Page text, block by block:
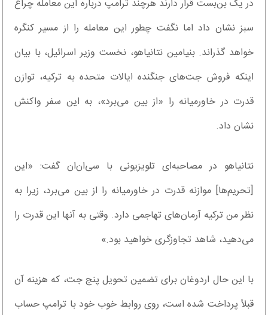
در یک بن‌بست قرار دارند هرچند ترامپ درباره این معامله چراغ
سبز نشان داد اما نگفت چطور این معامله را از مسیر کنگره
خواهد گذراند. بنیامین نتانیاهو، نخست وزیر اسرائیل، با بیان
اینکه فروش جت‌های جنگنده ایالات متحده به ترکیه، توازن
قدرت در خاورمیانه را «از بین می‌برد»، به این سفر واکنش
نشان داد.
نتانیاهو در مصاحبه‌ای تلویزیونی با سی‌ان‌ان گفت: «این
[تحریم‌ها] موازنه قدرت در خاورمیانه را از بین می‌برد، زیرا به
نظر من ترکیه آرمان‌های تهاجمی دارد. وقتی به آنها این قدرت را
می‌دهید، شاهد تجاوزگری خواهید بود.»
با این حال اردوغان برای تضمین تحویل پنج جت، که هزینه آن
قبلاً پرداخت شده است، روی روابط خوب خود با ترامپ حساب